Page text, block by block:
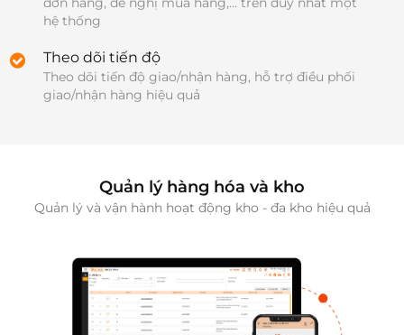
Theo dõi tiến độ
Theo dõi tiến độ giao/nhận hàng, hỗ trợ điều phối
giao/nhận hàng hiệu quả
Quản lý hàng hóa và kho
Quản lý và vận hành hoạt động kho - đa kho hiệu quả